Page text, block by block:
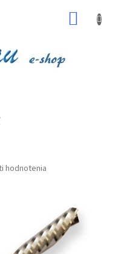
hodnotenia